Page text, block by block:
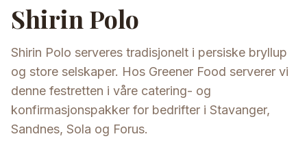
Shirin Polo
Shirin Polo serveres tradisjonelt i persiske bryllup
og store selskaper. Hos Greener Food serverer vi
denne festretten i våre catering- og
konfirmasjonspakker for bedrifter i Stavanger,
Sandnes, Sola og Forus.